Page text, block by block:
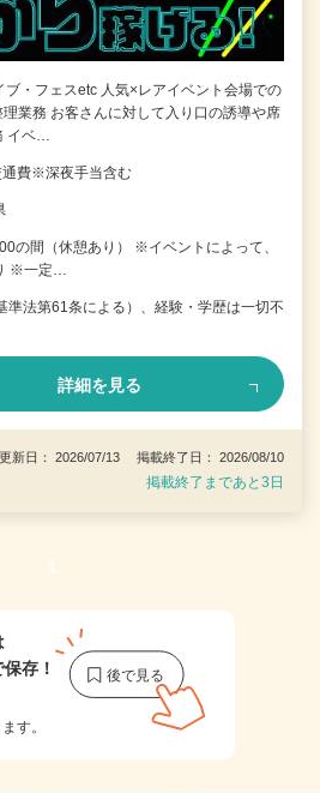
ブ・フェスetc 人気×レアイベント会場での
業務 お客さんに対して入り口の誘導や席
イベ…
通費※深夜手当含む
の間（休憩あり） ※イベントによって、
※一定…
準法第61条による）、経験・学歴は一切不
詳細を見る
更新日： 2026/07/13 掲載終了日： 2026/08/10
掲載終了まであと3日
1
保存！
す。